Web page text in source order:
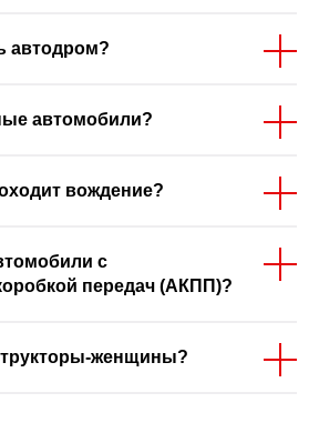
автодром?
автомобили?
вождение?
с
передач (АКПП)?
женщины?